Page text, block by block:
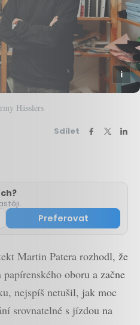
Hässlers
Sdílet
Preferovat
Martin Patera rozhodl, že
oboru a začne
nejspíš netušil, jak moc
srovnatelné s jízdou na